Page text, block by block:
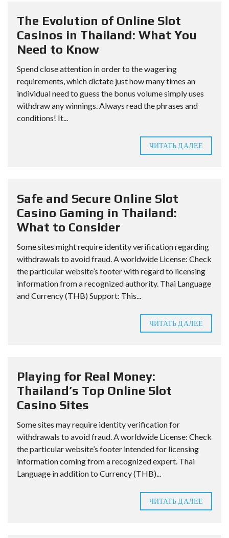
The Evolution of Online Slot
Casinos in Thailand: What You
Need to Know
Spend close attention in order to the wagering
requirements, which dictate just how many times an
individual need to guess the bonus volume simply uses
withdraw any winnings. Always read the phrases and
conditions! It...
ЧИТАТЬ ДАЛЕЕ
Safe and Secure Online Slot
Casino Gaming in Thailand:
What to Consider
Some sites might require identity verification regarding
withdrawals to avoid fraud. A worldwide License: Check
the particular website’s footer with regard to licensing
information from a recognized authority. Thai Language
and Currency (THB) Support: This...
ЧИТАТЬ ДАЛЕЕ
Playing for Real Money:
Thailand’s Top Online Slot
Casino Sites
Some sites may require identity verification for
withdrawals to avoid fraud. A worldwide License: Check
the particular website’s footer intended for licensing
information coming from a recognized expert. Thai
Language in addition to Currency (THB)...
ЧИТАТЬ ДАЛЕЕ